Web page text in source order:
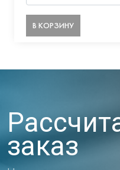
В КОРЗИНУ
заказ